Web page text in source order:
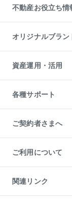
貸すガイド
事業用不動産
マンション投資
投資用マンション
アパート経営
収益物件
ビル購入（ビル一棟）
投資用不動産の売却査
事業用不動産の売却
不動産お役立ち情
マンションライブラリ
人気マンションランキ
暮らしに役立つ不動
不動産相場・不動産
不動産コラム・ニュ
不動産用語集
不動産なんでもネッ
住まいの税金
オリジナルブラン
一棟リノベーション
L`GENTE（ルジェン
区分リノベーション
投資用一棟レジデン
不動産小口投資
LEGACIA（レガシア）
資産運用・活用
不動産M&A
アセットマネジメン
各種サポート
相続サポート
リフォームサポート
ご契約者さまへ
ご紹介・再契約特典
入居者様専用-各種ご
東急こすもす会「こ
ご利用について
金融商品取引について
東急リバブル ソーシ
ご意見・お問い合わ
関連リンク